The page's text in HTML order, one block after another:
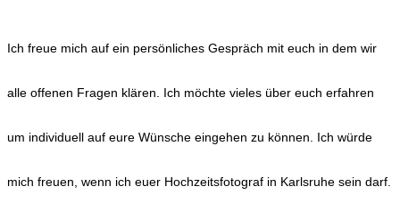
Ich freue mich auf ein persönliches Gespräch mit euch in dem wir
alle offenen Fragen klären. Ich möchte vieles über euch erfahren
um individuell auf eure Wünsche eingehen zu können. Ich würde
mich freuen, wenn ich euer Hochzeitsfotograf in Karlsruhe sein darf.